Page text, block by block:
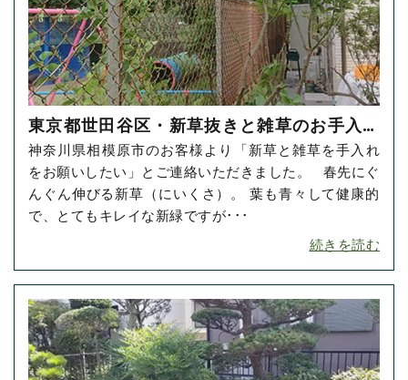
東京都世田谷区・新草抜きと雑草のお手入れ
をご依頼いただきました！
神奈川県相模原市のお客様より「新草と雑草を手入れ
をお願いしたい」とご連絡いただきました。 春先にぐ
んぐん伸びる新草（にいくさ）。 葉も青々して健康的
で、とてもキレイな新緑ですが･･･
続きを読む